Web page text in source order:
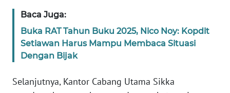
Baca Juga:
Buka RAT Tahun Buku 2025, Nico Noy: Kopdit
Setiawan Harus Mampu Membaca Situasi
Dengan Bijak
Selanjutnya, Kantor Cabang Utama Sikka
WN
NTT
KEPRI